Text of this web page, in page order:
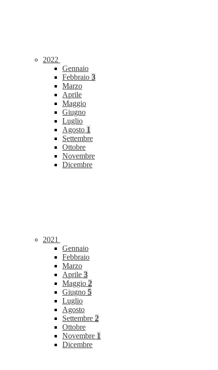
2022
Gennaio
Febbraio 3
Marzo
Aprile
Maggio
Giugno
Luglio
Agosto 1
Settembre
Ottobre
Novembre
Dicembre
2021
Gennaio
Febbraio
Marzo
Aprile 3
Maggio 2
Giugno 5
Luglio
Agosto
Settembre 2
Ottobre
Novembre 1
Dicembre